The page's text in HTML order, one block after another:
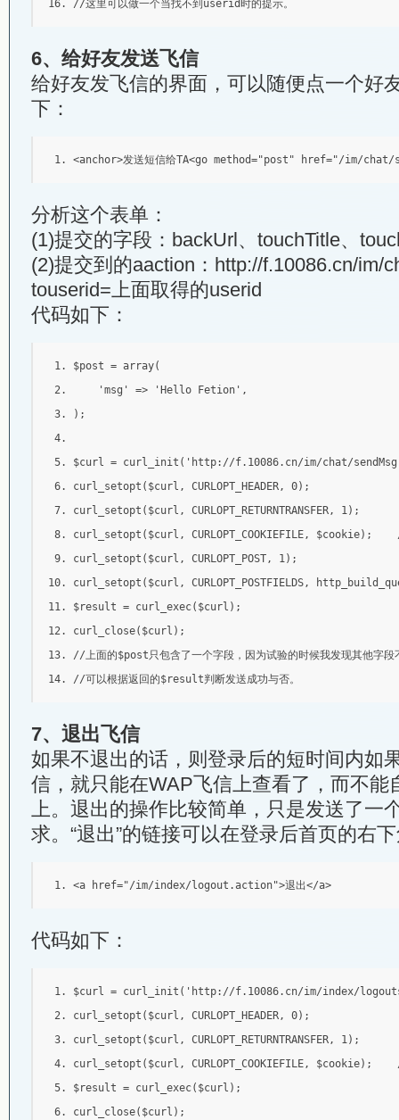
//这里可以做一个当找不到userid时的提示。
6、给好友发送飞信
给好友发飞信的界面，可以随便点一个好
下：
<anchor>发送短信给TA<go method="post" href="/im/chat/
分析这个表单：
(1)提交的字段：backUrl、touchTitle、
(2)提交到的aaction：http://f.10086.cn/im/
touserid=上面取得的userid
代码如下：
$post = array(
'msg'
=> 'Hello Fetion' ,
);
$curl = curl_init ( 'http://f.10086.cn/im/chat/
curl_setopt ( $curl , CURLOPT_HEADER, 0);
curl_setopt ( $curl , CURLOPT_RETURNTRANSFER, 1);
curl_setopt ( $curl , CURLOPT_COOKIEFILE, $cookie);
curl_setopt ( $curl , CURLOPT_POST, 1);
curl_setopt ( $curl , CURLOPT_POSTFIELDS,
$result = curl_exec( $curl );
curl_close( $curl );
//上面的$post只包含了一个字段，因为试验的时候我发现其他字段
//可以根据返回的$result判断发送成功与否。
7、退出飞信
如果不退出的话，则登录后的短时间内如
信，就只能在WAP飞信上查看了，而不能
上。退出的操作比较简单，只是发送了一
求。“退出”的链接可以在登录后首页的右
<a href="/im/index/logout.action">退出</a>
代码如下：
$curl = curl_init ( 'http://f.10086.cn/im/index/
curl_setopt ( $curl , CURLOPT_HEADER, 0);
curl_setopt ( $curl , CURLOPT_RETURNTRANSFER, 1);
curl_setopt ( $curl , CURLOPT_COOKIEFILE, $cookie);
$result = curl_exec( $curl );
curl_close( $curl );